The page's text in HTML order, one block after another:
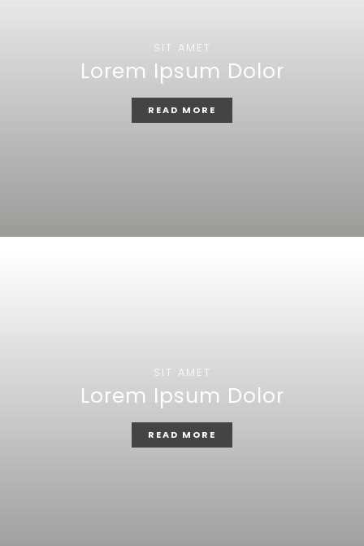
SIT AMET
Lorem Ipsum Dolor
READ MORE
SIT AMET
Lorem Ipsum Dolor
READ MORE